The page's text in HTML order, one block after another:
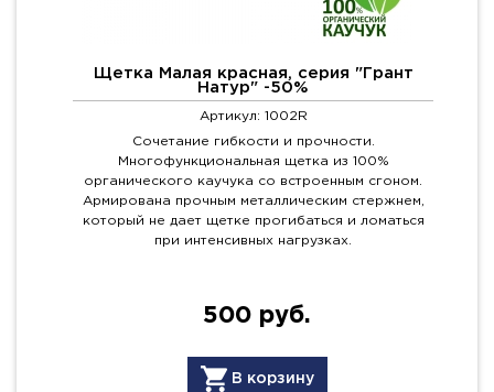
Щетка Малая красная, серия "Грант
Натур" -50%
Артикул: 1002R
Сочетание гибкости и прочности.
Многофункциональная щетка из 100%
органического каучука со встроенным сгоном.
Армирована прочным металлическим стержнем,
который не дает щетке прогибаться и ломаться
при интенсивных нагрузках.
500 руб.
В корзину